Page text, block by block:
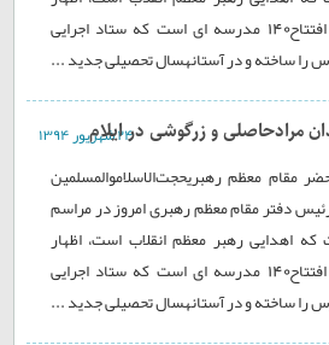
داشت:این مراسم برای افتتاح140 مدرسه ‌ای است که ستاد اجرایی
را ساخته و در آستانهسال تحصیلی جدید ...
مرادحاصلی و زرگوشی در ایلام
۲۴ شهريور ۱۳۹۴
مقام معظم رهبریحجت‌الاسلاموالمسلمین
دفتر مقام معظم رهبری امروز در مراسم
برکت که اهدایی رهبر معظم انقلاب است، اظهار
داشت:این مراسم برای افتتاح140 مدرسه ‌ای است که ستاد اجرایی
را ساخته و در آستانهسال تحصیلی جدید ...